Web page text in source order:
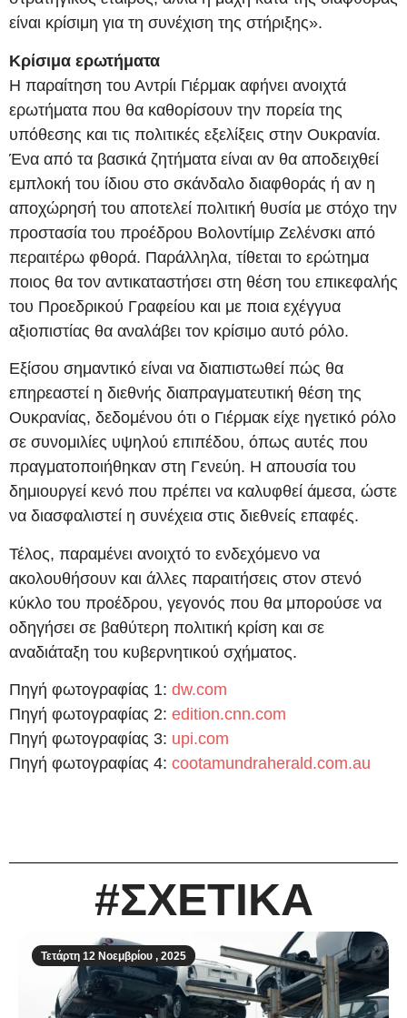
είναι κρίσιμη για τη συνέχιση της στήριξης».
Κρίσιμα ερωτήματα
Η παραίτηση του Αντρίι Γιέρμακ αφήνει ανοιχτά
ερωτήματα που θα καθορίσουν την πορεία της
υπόθεσης και τις πολιτικές εξελίξεις στην Ουκρανία.
Ένα από τα βασικά ζητήματα είναι αν θα αποδειχθεί
εμπλοκή του ίδιου στο σκάνδαλο διαφθοράς ή αν η
αποχώρησή του αποτελεί πολιτική θυσία με στόχο την
προστασία του προέδρου Βολοντίμιρ Ζελένσκι από
περαιτέρω φθορά. Παράλληλα, τίθεται το ερώτημα
ποιος θα τον αντικαταστήσει στη θέση του επικεφαλής
του Προεδρικού Γραφείου και με ποια εχέγγυα
αξιοπιστίας θα αναλάβει τον κρίσιμο αυτό ρόλο.
Εξίσου σημαντικό είναι να διαπιστωθεί πώς θα
επηρεαστεί η διεθνής διαπραγματευτική θέση της
Ουκρανίας, δεδομένου ότι ο Γιέρμακ είχε ηγετικό ρόλο
σε συνομιλίες υψηλού επιπέδου, όπως αυτές που
πραγματοποιήθηκαν στη Γενεύη. Η απουσία του
δημιουργεί κενό που πρέπει να καλυφθεί άμεσα, ώστε
να διασφαλιστεί η συνέχεια στις διεθνείς επαφές.
Τέλος, παραμένει ανοιχτό το ενδεχόμενο να
ακολουθήσουν και άλλες παραιτήσεις στον στενό
κύκλο του προέδρου, γεγονός που θα μπορούσε να
οδηγήσει σε βαθύτερη πολιτική κρίση και σε
αναδιάταξη του κυβερνητικού σχήματος.
Πηγή φωτογραφίας 1: dw.com
Πηγή φωτογραφίας 2: edition.cnn.com
Πηγή φωτογραφίας 3: upi.com
Πηγή φωτογραφίας 4: cootamundraherald.com.au
#ΣΧΕΤΙΚΑ
Τετάρτη 12 Νοεμβρίου , 2025